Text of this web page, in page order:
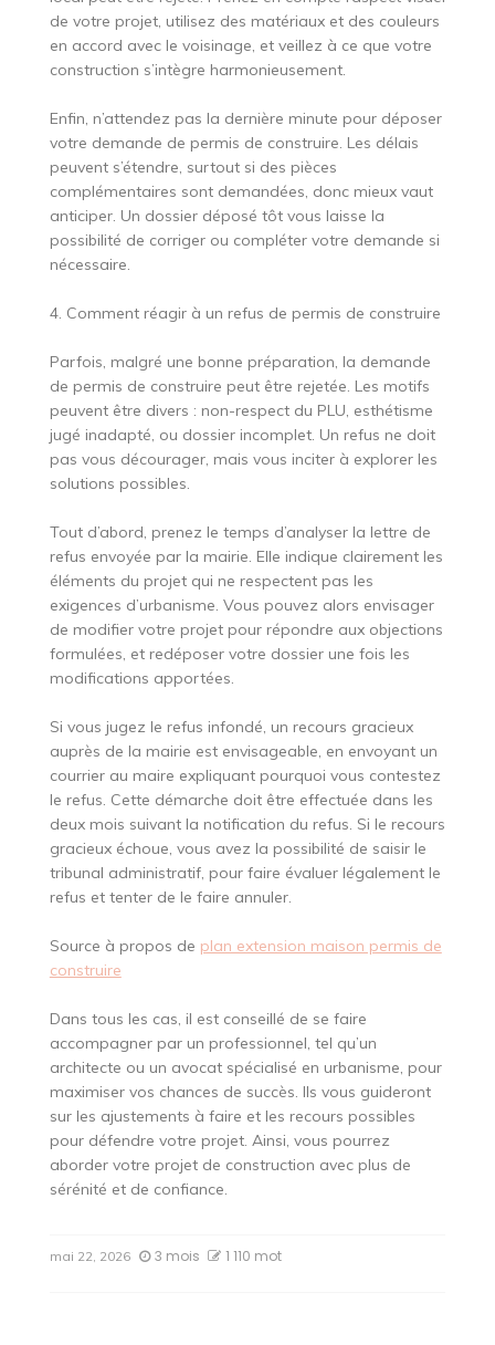
de votre projet, utilisez des matériaux et des couleurs
en accord avec le voisinage, et veillez à ce que votre
construction s’intègre harmonieusement.
Enfin, n’attendez pas la dernière minute pour déposer
votre demande de permis de construire. Les délais
peuvent s’étendre, surtout si des pièces
complémentaires sont demandées, donc mieux vaut
anticiper. Un dossier déposé tôt vous laisse la
possibilité de corriger ou compléter votre demande si
nécessaire.
4. Comment réagir à un refus de permis de construire
Parfois, malgré une bonne préparation, la demande
de permis de construire peut être rejetée. Les motifs
peuvent être divers : non-respect du PLU, esthétisme
jugé inadapté, ou dossier incomplet. Un refus ne doit
pas vous décourager, mais vous inciter à explorer les
solutions possibles.
Tout d’abord, prenez le temps d’analyser la lettre de
refus envoyée par la mairie. Elle indique clairement les
éléments du projet qui ne respectent pas les
exigences d’urbanisme. Vous pouvez alors envisager
de modifier votre projet pour répondre aux objections
formulées, et redéposer votre dossier une fois les
modifications apportées.
Si vous jugez le refus infondé, un recours gracieux
auprès de la mairie est envisageable, en envoyant un
courrier au maire expliquant pourquoi vous contestez
le refus. Cette démarche doit être effectuée dans les
deux mois suivant la notification du refus. Si le recours
gracieux échoue, vous avez la possibilité de saisir le
tribunal administratif, pour faire évaluer légalement le
refus et tenter de le faire annuler.
Source à propos de plan extension maison permis de
construire
Dans tous les cas, il est conseillé de se faire
accompagner par un professionnel, tel qu’un
architecte ou un avocat spécialisé en urbanisme, pour
maximiser vos chances de succès. Ils vous guideront
sur les ajustements à faire et les recours possibles
pour défendre votre projet. Ainsi, vous pourrez
aborder votre projet de construction avec plus de
sérénité et de confiance.
mai 22, 2026 3 mois 1 110 mot